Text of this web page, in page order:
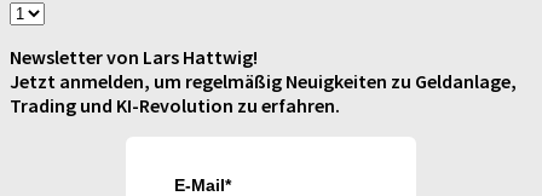
Newsletter von Lars Hattwig!
Jetzt anmelden, um regelmäßig Neuigkeiten zu Geldanlage,
Trading und KI-Revolution zu erfahren.
E-Mail*